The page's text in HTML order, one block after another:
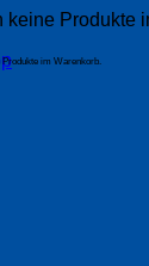
keine Produkte
Produkte im Warenkorb.